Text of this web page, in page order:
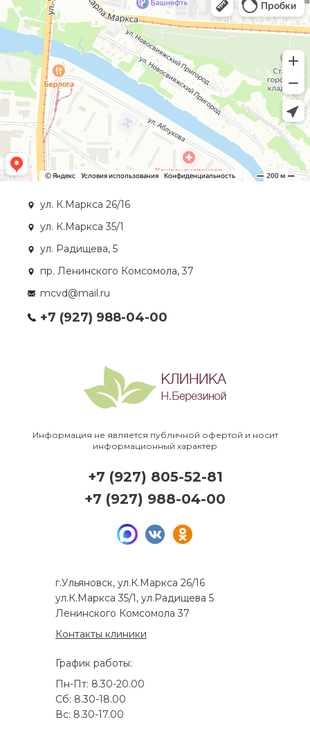
ул. К.Маркса 26/16
ул. К.Маркса 35/1
ул. Радищева, 5
пр. Ленинского Комсомола, 37
mcvd@mail.ru
+7 (927) 988-04-00
Информация не является публичной офертой и носит
информационный характер
г.Ульяновск, ул.К.Маркса 26/16
ул.К.Маркса 35/1, ул.Радищева 5
Ленинского Комсомола 37
Контакты клиники
График работы:
Пн-Пт: 8.30-20.00
Сб: 8.30-18.00
Вс: 8.30-17.00
+7 (927) 805-52-81
+7 (927) 988-04-00